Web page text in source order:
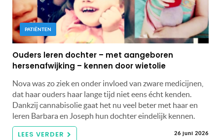
PATIËNTEN
Ouders leren dochter – met aangeboren
hersenafwijking – kennen door wietolie
Nova was zo ziek en onder invloed van zware medicijnen,
dat haar ouders haar lange tijd niet eens écht kenden.
Dankzij cannabisolie gaat het nu veel beter met haar en
leren Barbara en Joseph hun dochter eindelijk kennen.
LEES VERDER 26 juni 2026